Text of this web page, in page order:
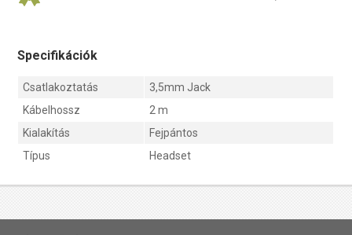
Specifikációk
Csatlakoztatás
3,5mm Jack
Kábelhossz
2 m
Kialakítás
Fejpántos
Típus
Headset